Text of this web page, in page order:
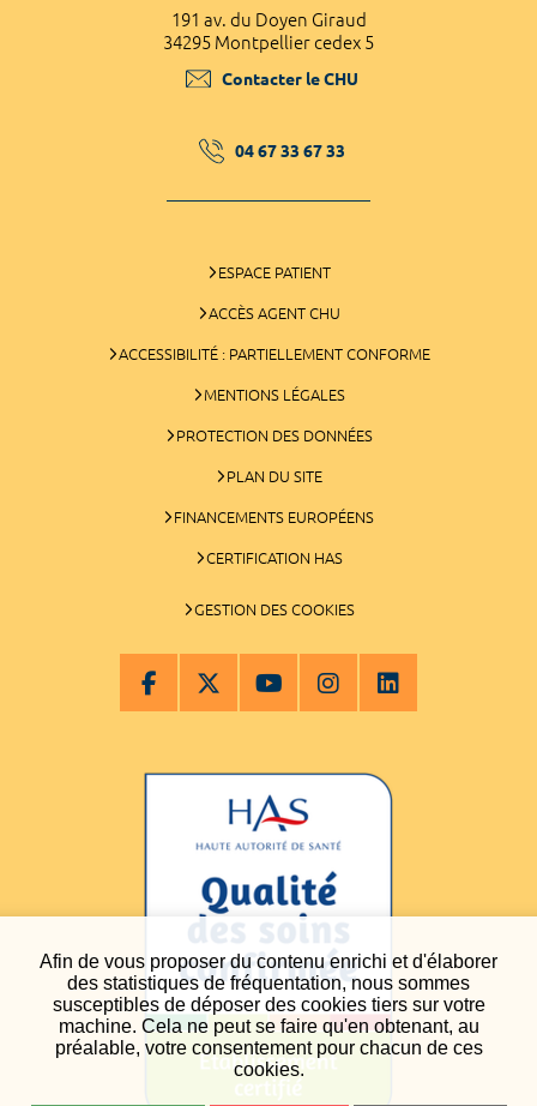
Afin de vous proposer du contenu enrichi et d'élaborer
des statistiques de fréquentation, nous sommes
susceptibles de déposer des cookies tiers sur votre
machine. Cela ne peut se faire qu'en obtenant, au
préalable, votre consentement pour chacun de ces
cookies.
191 av. du Doyen Giraud
34295 Montpellier cedex 5
Contacter le CHU
04 67 33 67 33
ESPACE PATIENT
ACCÈS AGENT CHU
ACCESSIBILITÉ : PARTIELLEMENT CONFORME
MENTIONS LÉGALES
PROTECTION DES DONNÉES
PLAN DU SITE
FINANCEMENTS EUROPÉENS
CERTIFICATION HAS
GESTION DES COOKIES